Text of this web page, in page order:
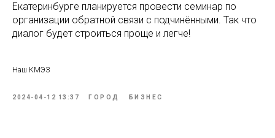
Екатеринбурге планируется провести семинар по
организации обратной связи с подчинёнными. Так что
диалог будет строиться проще и легче!
Наш КМЭЗ
2024-04-12 13:37 ГОРОД БИЗНЕС